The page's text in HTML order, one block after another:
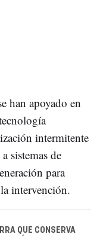
han apoyado en
intermitente
sistemas de
para
intervención.
QUE CONSERVA